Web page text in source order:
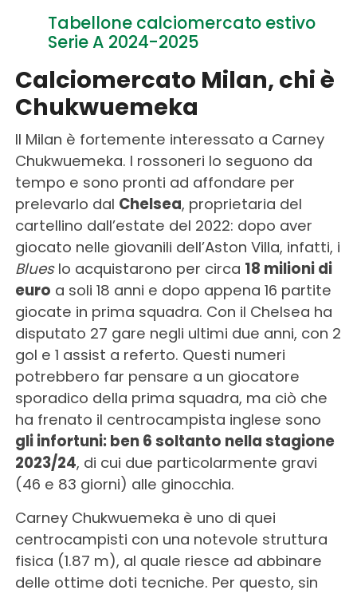
Tabellone calciomercato estivo
Serie A 2024-2025
Calciomercato Milan, chi è
Chukwuemeka
Il Milan è fortemente interessato a Carney
Chukwuemeka. I rossoneri lo seguono da
tempo e sono pronti ad affondare per
prelevarlo dal Chelsea, proprietaria del
cartellino dall’estate del 2022: dopo aver
giocato nelle giovanili dell’Aston Villa, infatti, i
Blueslo acquistarono per circa 18 milioni di
euro a soli 18 anni e dopo appena 16 partite
giocate in prima squadra. Con il Chelsea ha
disputato 27 gare negli ultimi due anni, con 2
gol e 1 assist a referto. Questi numeri
potrebbero far pensare a un giocatore
sporadico della prima squadra, ma ciò che
ha frenato il centrocampista inglese sono
gli infortuni: ben 6 soltanto nella stagione
2023/24, di cui due particolarmente gravi
(46 e 83 giorni) alle ginocchia.
Carney Chukwuemeka è uno di quei
centrocampisti con una notevole struttura
fisica (1.87 m), al quale riesce ad abbinare
delle ottime doti tecniche. Per questo, sin